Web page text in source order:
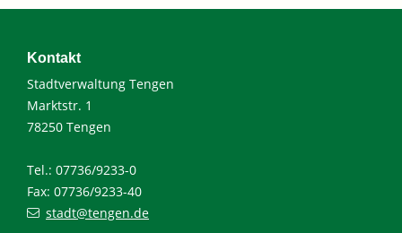
Kontakt
Stadtverwaltung Tengen
Marktstr. 1
78250 Tengen
Tel.: 07736/9233-0
Fax: 07736/9233-40
stadt@tengen.de